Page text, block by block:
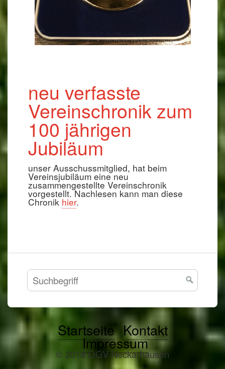
neu verfasste
Vereinschronik zum
100 jährigen
Jubiläum
unser Ausschussmitglied, hat beim
Vereinsjubiläum eine neu
zusammengestellte Vereinschronik
vorgestellt. Nachlesen kann man diese
Chronik hier.
Startseite Kontakt
Impressum
© 2018 OGV Neckarhausen